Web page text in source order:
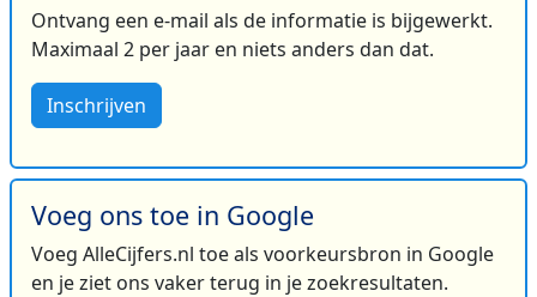
Ontvang een e-mail als de informatie is bijgewerkt.
Maximaal 2 per jaar en niets anders dan dat.
Inschrijven
Voeg ons toe in Google
Voeg AlleCijfers.nl toe als voorkeursbron in Google
en je ziet ons vaker terug in je zoekresultaten.